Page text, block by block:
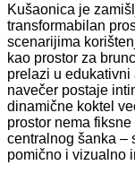
Kušaonica je
transformabilan
scenarijima
kao prostor za
prelazi u
navečer postaje
dinamične koktel
prostor nema
centralnog šanka –
pomično i vizualno